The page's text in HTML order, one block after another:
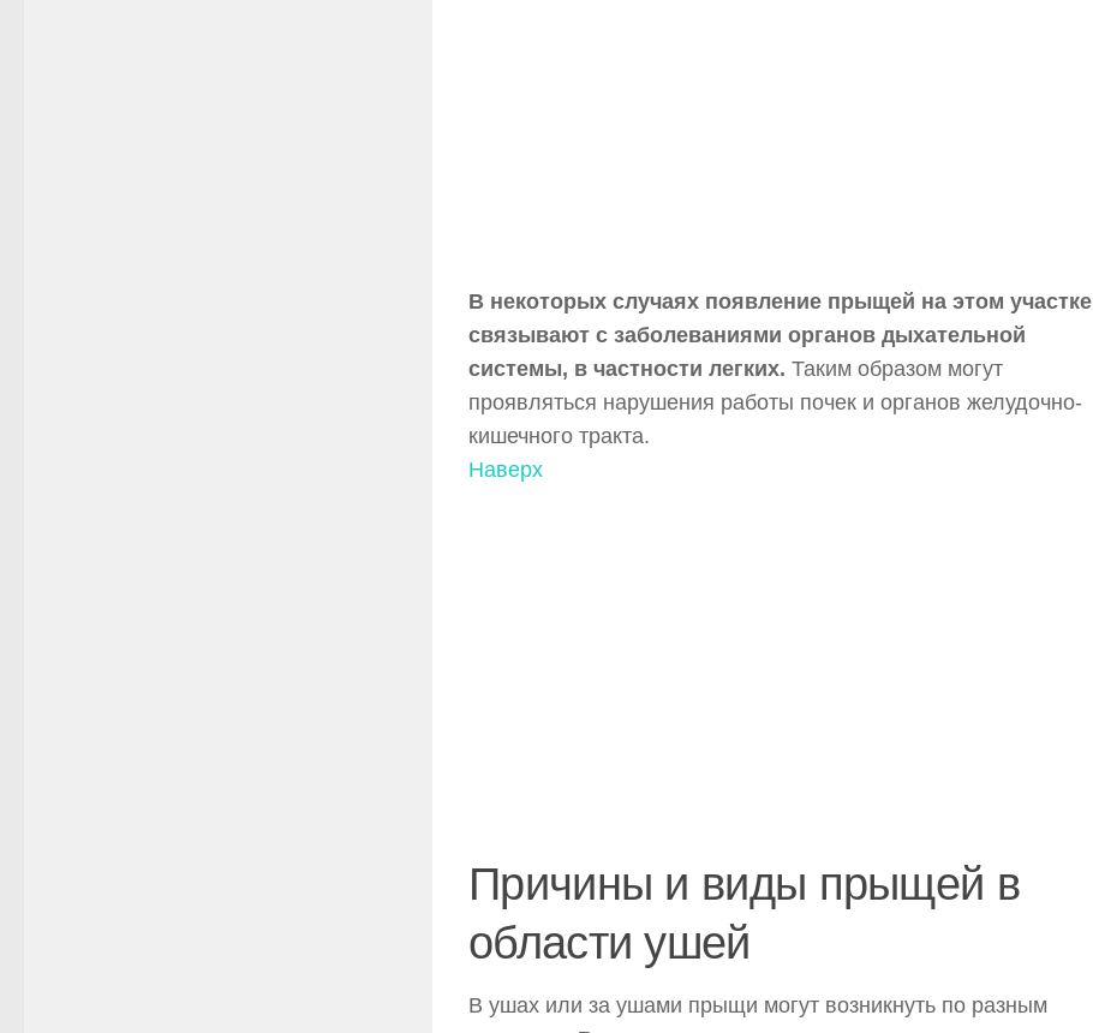
В некоторых случаях появление прыщей на этом участке
связывают с заболеваниями органов дыхательной
системы, в частности легких. Таким образом могут
проявляться нарушения работы почек и органов желудочно-
кишечного тракта.
Наверх
Причины и виды прыщей в
области ушей
В ушах или за ушами прыщи могут возникнуть по разным